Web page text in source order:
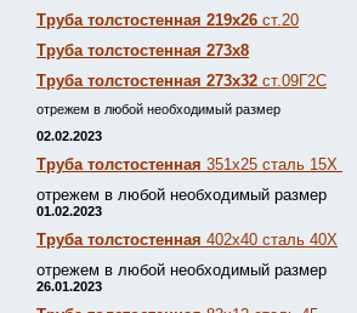
Труба толстостенная 219х26 ст.20
Труба толстостенная 273х8
Труба толстостенная 273х32 ст.09Г2С
отрежем в любой необходимый размер
02.02.2023
Труба толстостенная 351х25 сталь 15Х
отрежем в любой необходимый размер
01.02.2023
Труба толстостенная 402х40 сталь 40Х
отрежем в любой необходимый размер
26.01.2023